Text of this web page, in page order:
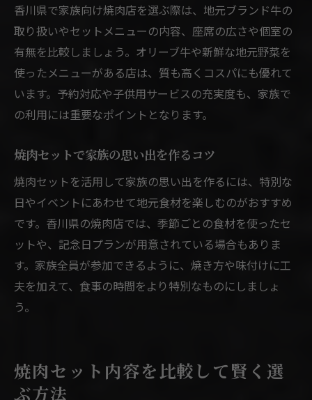
香川県で家族向け焼肉店を選ぶ際は、地元ブランド牛の
取り扱いやセットメニューの内容、座席の広さや個室の
有無を比較しましょう。オリーブ牛や新鮮な地元野菜を
使ったメニューがある店は、質も高くコスパにも優れて
います。予約対応や子供用サービスの充実度も、家族で
の利用には重要なポイントとなります。
焼肉セットで家族の思い出を作るコツ
焼肉セットを活用して家族の思い出を作るには、特別な
日やイベントにあわせて地元食材を楽しむのがおすすめ
です。香川県の焼肉店では、季節ごとの食材を使ったセ
ットや、記念日プランが用意されている場合もありま
す。家族全員が参加できるように、焼き方や味付けに工
夫を加えて、食事の時間をより特別なものにしましょ
う。
焼肉セット内容を比較して賢く選
ぶ方法